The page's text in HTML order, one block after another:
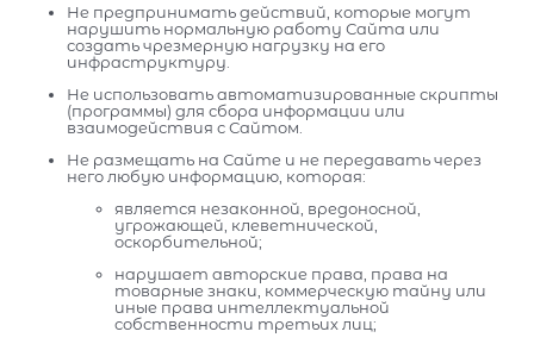
Не предпринимать действий, которые могут
нарушить нормальную работу Сайта или
создать чрезмерную нагрузку на его
инфраструктуру.
Не использовать автоматизированные скрипты
(программы) для сбора информации или
взаимодействия с Сайтом.
Не размещать на Сайте и не передавать через
него любую информацию, которая:
является незаконной, вредоносной,
угрожающей, клеветнической,
оскорбительной;
нарушает авторские права, права на
товарные знаки, коммерческую тайну или
иные права интеллектуальной
собственности третьих лиц;